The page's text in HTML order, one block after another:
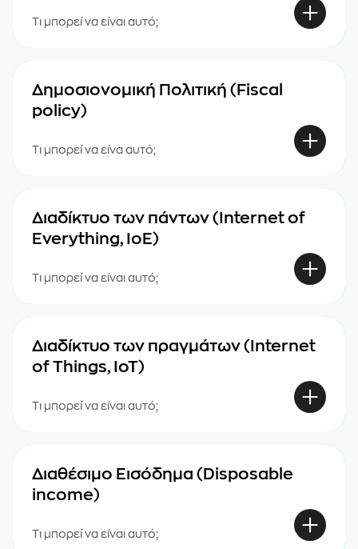
Τι μπορεί να είναι αυτό;
Δημοσιονομική Πολιτική (Fiscal
policy)
Τι μπορεί να είνα αυτό;
Διαδίκτυο των πάντων (Internet of
Everything, IoE)
Τι μπορεί να είναι αυτό;
Διαδίκτυο των πραγμάτων (Internet
of Things, IoT)
Τι μπορεί να είναι αυτό;
Διαθέσιμο Εισόδημα (Disposable
income)
Τι μπορεί να είναι αυτό;